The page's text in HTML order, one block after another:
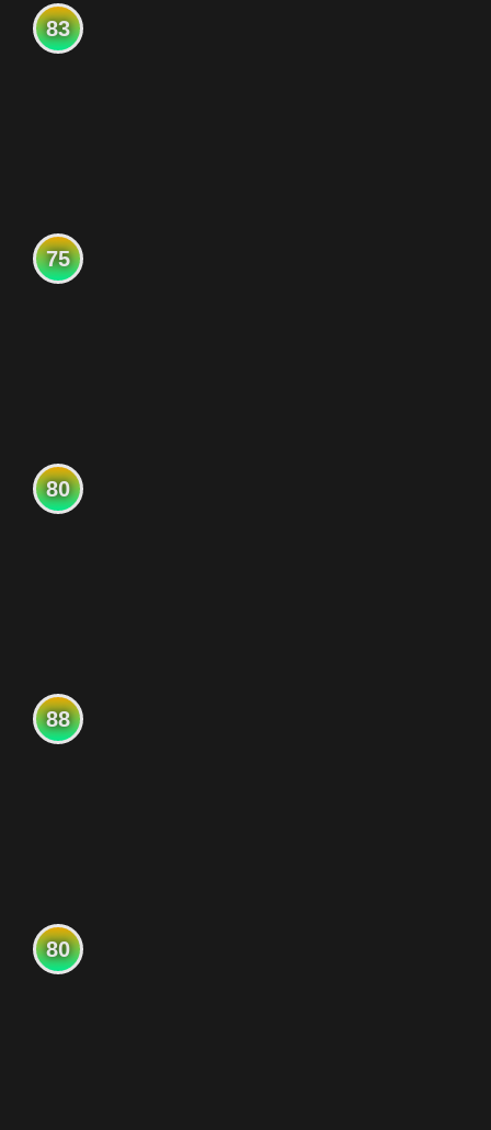
83
75
80
88
80